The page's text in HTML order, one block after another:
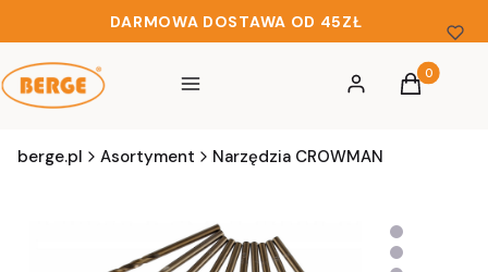
DARMOWA DOSTAWA OD 45ZŁ
Menu Zaloguj sięProdukty
Koszyk
berge.pl Asortyment Narzędzia CROWMAN